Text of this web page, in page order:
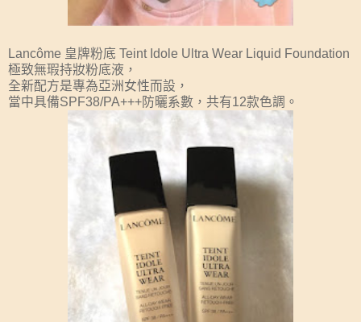
Lancôme 皇牌粉底 Teint Idole Ultra Wear Liquid Foundation
極致無瑕持妝粉底液，
全新配方是專為亞洲女性而設，
當中具備SPF38/PA+++防曬系數，共有12款色調。